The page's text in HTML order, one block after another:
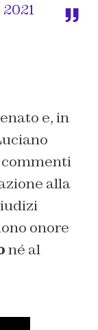
e, in
commenti
alla
onore
né al